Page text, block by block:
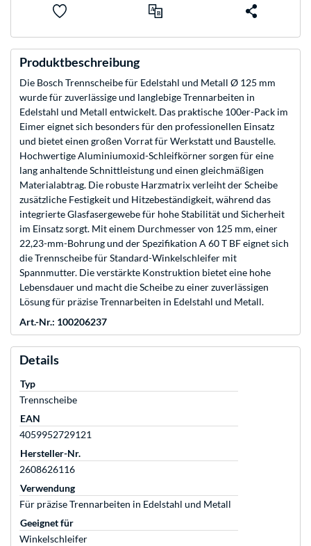
Produktbeschreibung
Die Bosch Trennscheibe für Edelstahl und Metall Ø 125 mm
wurde für zuverlässige und langlebige Trennarbeiten in
Edelstahl und Metall entwickelt. Das praktische 100er-Pack im
Eimer eignet sich besonders für den professionellen Einsatz
und bietet einen großen Vorrat für Werkstatt und Baustelle.
Hochwertige Aluminiumoxid-Schleifkörner sorgen für eine
lang anhaltende Schnittleistung und einen gleichmäßigen
Materialabtrag. Die robuste Harzmatrix verleiht der Scheibe
zusätzliche Festigkeit und Hitzebeständigkeit, während das
integrierte Glasfasergewebe für hohe Stabilität und Sicherheit
im Einsatz sorgt. Mit einem Durchmesser von 125 mm, einer
22,23-mm-Bohrung und der Spezifikation A 60 T BF eignet sich
die Trennscheibe für Standard-Winkelschleifer mit
Spannmutter. Die verstärkte Konstruktion bietet eine hohe
Lebensdauer und macht die Scheibe zu einer zuverlässigen
Lösung für präzise Trennarbeiten in Edelstahl und Metall.
Art.-Nr.: 100206237
Details
Typ
Trennscheibe
EAN
4059952729121
Hersteller-Nr.
2608626116
Verwendung
Für präzise Trennarbeiten in Edelstahl und Metall
Geeignet für
Winkelschleifer